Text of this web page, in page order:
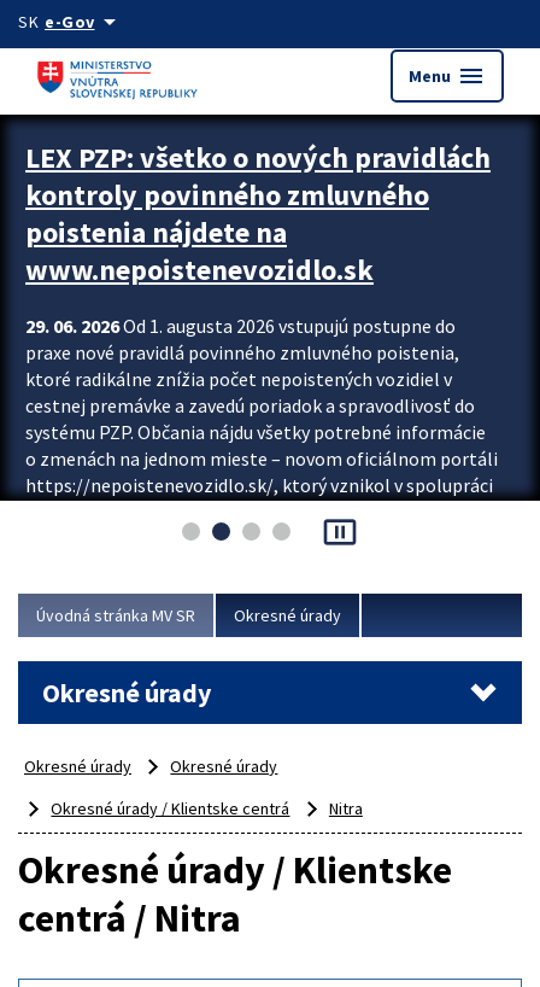
Preskocit na hlavný obsah
SK e-Govarrow_drop_down
Menu menu
Zastavit automatický posun upútavok
LEX PZP: všetko o nových pravidlách
kontroly povinného zmluvného
poistenia nájdete na
www.nepoistenevozidlo.sk
29. 06. 2026Od 1. augusta 2026 vstupujú postupne do
praxe nové pravidlá povinného zmluvného poistenia,
ktoré radikálne znížia počet nepoistených vozidiel v
cestnej premávke a zavedú poriadok a spravodlivosť do
systému PZP. Občania nájdu všetky potrebné informácie
o zmenách na jednom mieste – novom oficiálnom portáli
https://nepoistenevozidlo.sk/, ktorý vznikol v spolupráci
asociácie poisťovní (SLASPO) a Ministerstva vnútra SR.
Viac
pause_presentation
Úvodná stránka MV SR Okresné úrady
Okresné úrady
Okresné úrady
Okresné úrady
Okresné úrady / Klientske centrá
Nitra
Okresné úrady / Klientske
centrá / Nitra